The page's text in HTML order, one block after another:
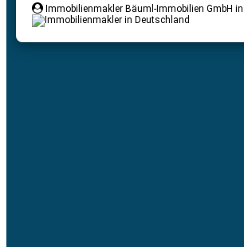
Immobilienmakler Bäuml-Immobilien GmbH in